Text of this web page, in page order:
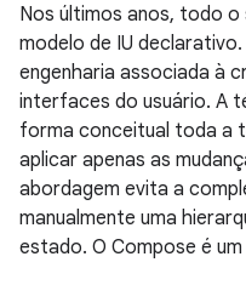
Nos últimos anos, todo
modelo de IU
engenharia associada à
interfaces do usuário. A
forma conceitual toda a
aplicar apenas as
abordagem evita a
manualmente uma
estado. O Compose é